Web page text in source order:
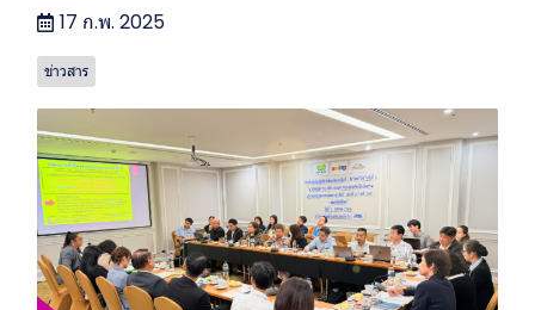
17 ก.พ. 2025
ข่าวสาร